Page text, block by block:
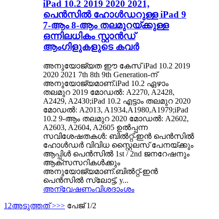
iPad 10.2 2019 2020 2021,
പെൻസിൽ ഹോൾഡറുള്ള iPad 9
7-ആം 8-ആം തലമുറയ്‌ക്കുള്ള
ഒന്നിലധികം സ്റ്റാൻഡ്
ആംഗിളുകളുടെ കവർ
അനുയോജ്യത ഈ കേസ് iPad 10.2 2019
2020 2021 7th 8th 9th Generation-ന്
അനുയോജ്യമാണ്.iPad 10.2 ഏഴാം
തലമുറ 2019 മോഡൽ: A2270, A2428,
A2429, A2430;iPad 10.2 എട്ടാം തലമുറ 2020
മോഡൽ: A2013, A1934,A1980,A1979;iPad
10.2 9-ആം തലമുറ 2020 മോഡൽ: A2602,
A2603, A2604, A2605 ഉൽപ്പന്ന
സവിശേഷതകൾ: ബിൽറ്റ്-ഇൻ പെൻസിൽ
ഹോൾഡർ വിവിധ സ്റ്റൈലസ് പേനയ്ക്കും
ആപ്പിൾ പെൻസിൽ 1st / 2nd ജനറേഷനും
ആക്സസറികൾക്കും
അനുയോജ്യമാണ്.ബിൽറ്റ്-ഇൻ
പെൻസിൽ സ്ലോട്ട്, y...
അന്വേഷണംവിശദാംശം
1 2അടുത്തത് >>> പേജ് 1/2